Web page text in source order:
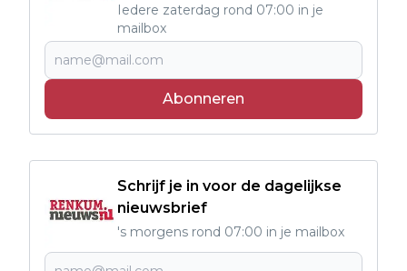
Iedere zaterdag rond 07:00 in je
mailbox
Abonneren
Schrijf je in voor de dagelijkse
nieuwsbrief
's morgens rond 07:00 in je mailbox